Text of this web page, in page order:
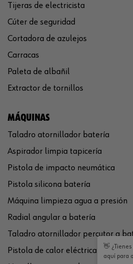
Tijeras de electricista
Cúter de seguridad
Cortadora de azulejos
Carracas
Paleta de albañil
Extractor de tornillos
MÁQUINAS
Taladro atornillador batería
Aspirador limpia tapicería
Pistola de impacto neumática
Pistola silicona batería
Máquina limpieza agua a presión
Radial angular a batería
Taladro atornillador percutor a
Pistola de calor eléctrica
👋
aquí para